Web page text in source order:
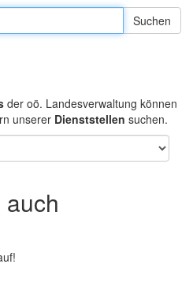
der oö. Landesverwaltung können
unserer Dienststellen suchen.